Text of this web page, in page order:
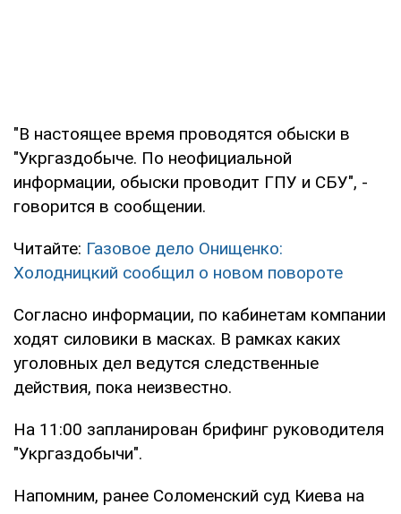
"В настоящее время проводятся обыски в
"Укргаздобыче. По неофициальной
информации, обыски проводит ГПУ и СБУ", -
говорится в сообщении.
Читайте: Газовое дело Онищенко:
Холодницкий сообщил о новом повороте
Согласно информации, по кабинетам компании
ходят силовики в масках. В рамках каких
уголовных дел ведутся следственные
действия, пока неизвестно.
На 11:00 запланирован брифинг руководителя
"Укргаздобычи".
Напомним, ранее Соломенский суд Киева на